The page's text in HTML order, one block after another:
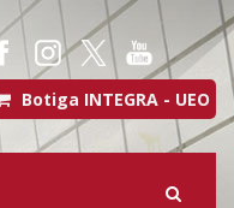
Botiga INTEGRA - UEO